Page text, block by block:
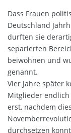
Dass Frauen
Deutschland
durften sie
separierten
beiwohnen und
genannt.
Vier Jahre später
Mitglieder
erst, nachdem
durchsetzen